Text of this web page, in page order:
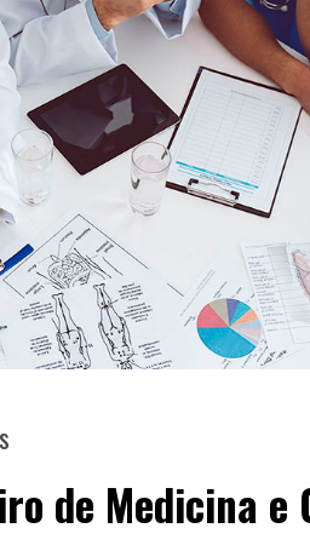
de Medicina e